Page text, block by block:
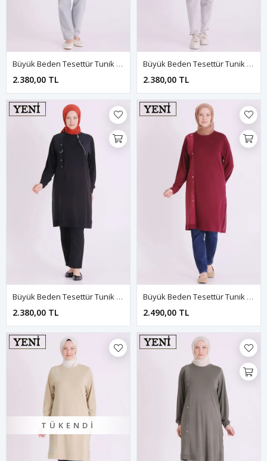
Büyük Beden Tesettür Tunik 2079 Kına Yeşili
2.380,00 TL
Büyük Beden Tesettür Tunik 2079 Morcivert
2.380,00 TL
Büyük Beden Tesettür Tunik 2079 Siyah
2.380,00 TL
Büyük Beden Tesettür Tunik 2080 Bordo
2.490,00 TL
TÜKENDI